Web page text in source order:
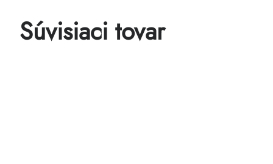
Súvisiaci tovar